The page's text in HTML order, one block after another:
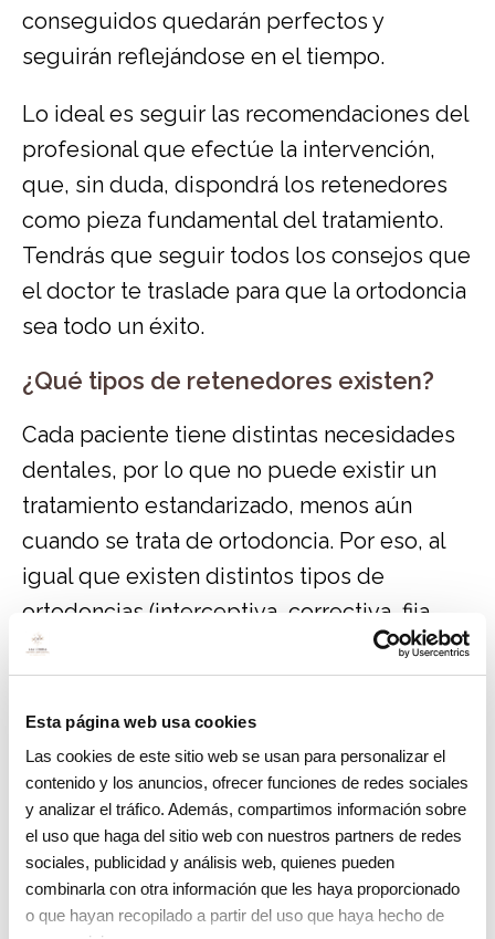
Esta página web usa cookies
Las cookies de este sitio web se usan para personalizar el
contenido y los anuncios, ofrecer funciones de redes sociales
y analizar el tráfico. Además, compartimos información sobre
el uso que haga del sitio web con nuestros partners de redes
sociales, publicidad y análisis web, quienes pueden
combinarla con otra información que les haya proporcionado
o que hayan recopilado a partir del uso que haya hecho de
conseguidos quedarán perfectos y
seguirán reflejándose en el tiempo.
Lo ideal es seguir las recomendaciones del
profesional que efectúe la intervención,
que, sin duda, dispondrá los retenedores
como pieza fundamental del tratamiento.
Tendrás que seguir todos los consejos que
el doctor te traslade para que la ortodoncia
sea todo un éxito.
¿Qué tipos de retenedores existen?
Cada paciente tiene distintas necesidades
dentales, por lo que no puede existir un
tratamiento estandarizado, menos aún
cuando se trata de ortodoncia. Por eso, al
igual que existen distintos tipos de
ortodoncias (interceptiva, correctiva, fija
removible, brackets, invisible…) también
deben existir distintos tipos de
retenedores, que aseguren la calidad del
tratamiento y cumplimiento de las
expectativas.
Existen 2 tipo de retenedores:
Retenedores Fijos